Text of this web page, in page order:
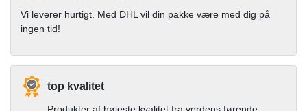
Vi leverer hurtigt. Med DHL vil din pakke være med dig på
ingen tid!
top kvalitet